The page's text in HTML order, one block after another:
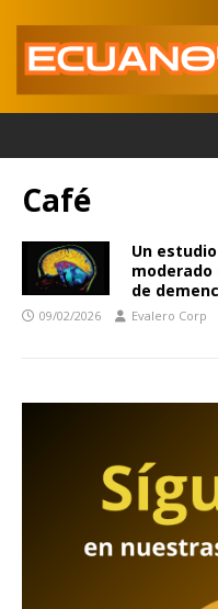
Café
Un
de
09/02/2026 Evalero Corp